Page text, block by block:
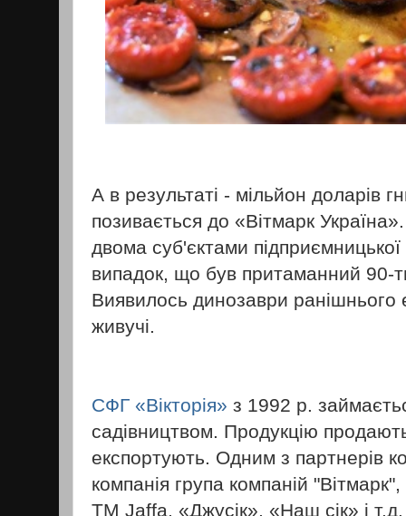
А в результаті - мільйон доларів
позивається до «Вітмарк
двома суб'єктами підприємницької
випадок, що був притаманний 90-
Виявилось динозаври ранішнього
живучі.
СФГ «Вікторія» з 1992 р.
садівництвом. Продукцію
експортують. Одним з партнерів
компанія група компаній
ТМ Jaffa, «Джусік», «Наш сік» і т.д.